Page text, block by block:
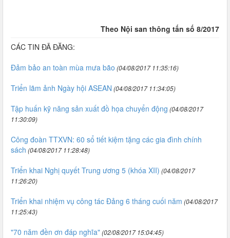
Theo Nội san thông tấn số 8/2017
CÁC TIN ĐÃ ĐĂNG:
Đảm bảo an toàn mùa mưa bão (04/08/2017 11:35:16)
Triển lãm ảnh Ngày hội ASEAN (04/08/2017 11:34:05)
Tập huấn kỹ năng sản xuất đồ họa chuyển động (04/08/2017
11:30:09)
Công đoàn TTXVN: 60 sổ tiết kiệm tặng các gia đình chính
sách (04/08/2017 11:28:48)
Triển khai Nghị quyết Trung ương 5 (khóa XII) (04/08/2017
11:26:20)
Triển khai nhiệm vụ công tác Đảng 6 tháng cuối năm (04/08/2017
11:25:43)
"70 năm đền ơn đáp nghĩa"(02/08/2017 15:04:45)